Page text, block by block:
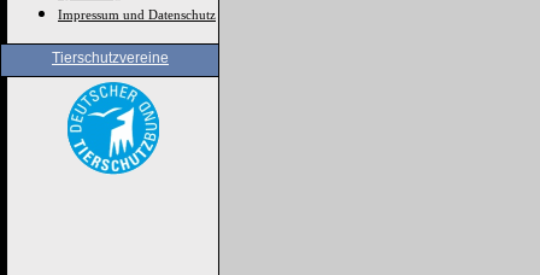
Impressum und Datenschutz
Tierschutzvereine